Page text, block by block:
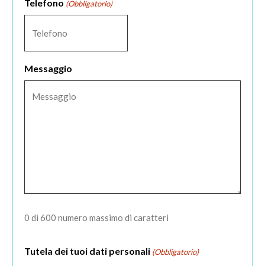
Telefono (Obbligatorio)
Messaggio
0 di 600 numero massimo di caratteri
Tutela dei tuoi dati personali (Obbligatorio)